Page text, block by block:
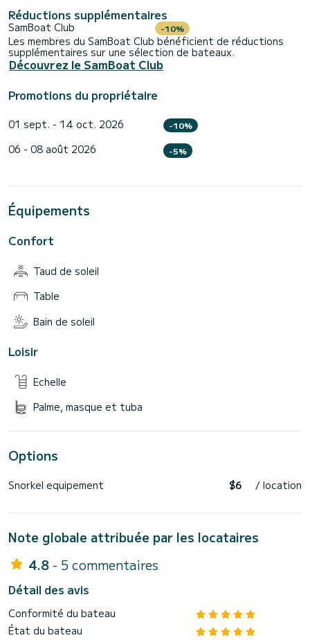
Horaires :
• Journée complète : 11h00 – 20h00
• Matin : 10h30 – 15h00
Réductions supplémentaires
SamBoat Club -10%
Les membres du SamBoat Club bénéficient de réductions
supplémentaires sur une sélection de bateaux.
Découvrez le SamBoat Club
Promotions du propriétaire
01 sept. - 14 oct. 2026 -10%
06 - 08 août 2026 -5%
Équipements
Confort
Taud de soleil
Table
Bain de soleil
Loisir
Echelle
Palme, masque et tuba
Options
Snorkel equipement $6 / location
Note globale attribuée par les locataires
4.8 - 5 commentaires
Détail des avis
Conformité du bateau
État du bateau